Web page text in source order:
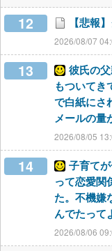
12 【悲報
2026/08/07
13
彼氏の
もついてき
で白紙にさ
メールの量
2026/08/05
14
子育て
って恋愛関
た。不機嫌
んでたって
2026/08/06